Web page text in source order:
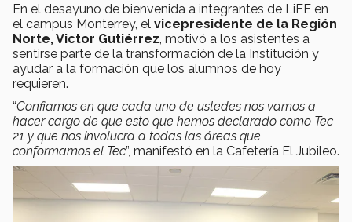
En el desayuno de bienvenida a integrantes de LiFE en
el campus Monterrey, el vicepresidente de la Región
Norte, Victor Gutiérrez , motivó a los asistentes a
sentirse parte de la transformación de la Institución y
ayudar a la formación que los alumnos de hoy
requieren.
“Confiamos en que cada uno de ustedes nos vamos a
hacer cargo de que esto que hemos declarado como Tec
21 y que nos involucra a todas las áreas que
conformamos el Tec”, manifestó en la Cafetería El Jubileo.